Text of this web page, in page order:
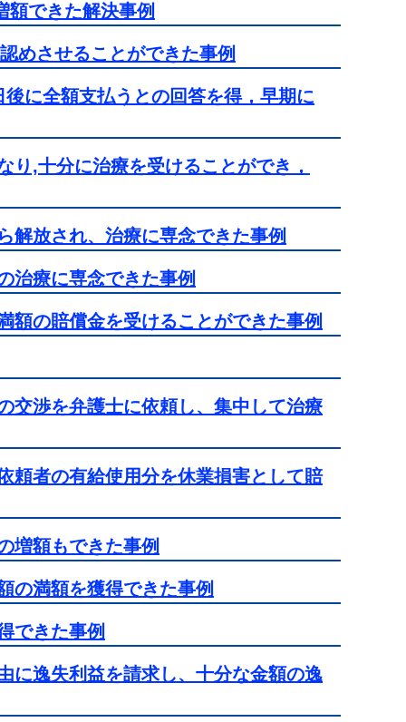
額できた解決事例
めさせることができた事例
に全額支払うとの回答を得，早期に
,十分に治療を受けることができ，
解放され、治療に専念できた事例
治療に専念できた事例
額の賠償金を受けることができた事例
交渉を弁護士に依頼し、集中して治療
頼者の有給使用分を休業損害として賠
増額もできた事例
の満額を獲得できた事例
できた事例
に逸失利益を請求し、十分な金額の逸